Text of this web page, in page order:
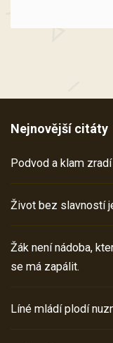
Nejnovější citáty
Podvod a klam
Život bez slavností
Žák není nádoba,
se má zapálit.
Líné mládí plodí